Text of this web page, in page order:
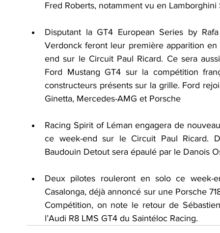
Fred Roberts, notamment vu en
Disputant la GT4 European Series by
Verdonck feront leur première apparition
end sur le Circuit Paul Ricard. Ce sera
Ford Mustang GT4 sur la compétition
constructeurs présents sur la grille. Ford
Ginetta, Mercedes-AMG et Porsche
Racing Spirit of Léman engagera de
ce week-end sur le Circuit Paul Ricard.
Baudouin Detout sera épaulé par le Danois
Deux pilotes rouleront en solo ce
Casalonga, déjà annoncé sur une Porsche
Compétition, on note le retour de
l’Audi R8 LMS GT4 du Saintéloc Racing.